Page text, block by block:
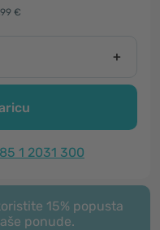
€
+
1 2031 300
15% popusta
ponude.